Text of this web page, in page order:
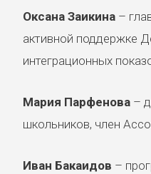
Оксана Заикина –
активной поддержке
интеграционных
Мария Парфенова –
школьников, член
Иван Бакаидов –